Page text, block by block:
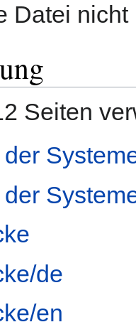
Datei
Seiten
de
en